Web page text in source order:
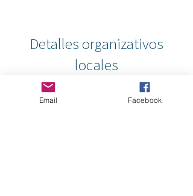
Detalles organizativos
locales
Email Facebook